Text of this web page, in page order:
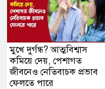
মুখে দুর্গন্ধ? আত্মবিশ্বাস
কমিয়ে দেয়, পেশাগত
জীবনেও নেতিবাচক প্রভাব
ফেলতে পারে